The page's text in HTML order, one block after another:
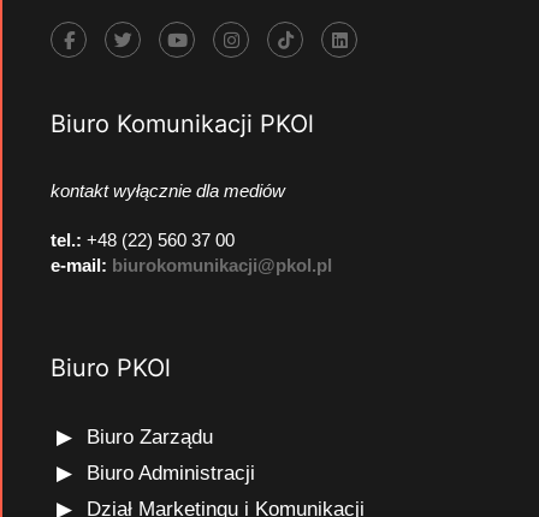
Biuro Komunikacji PKOl
kontakt wyłącznie dla mediów
tel.: +48 (22) 560 37 00
e-mail: biurokomunikacji@pkol.pl
Biuro PKOl
Biuro Zarządu
Biuro Administracji
Dział Marketingu i Komunikacji